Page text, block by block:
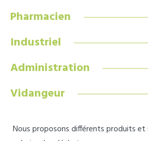
Pharmacien
Industriel
Administration
Vidangeur
Nous proposons différents produits et